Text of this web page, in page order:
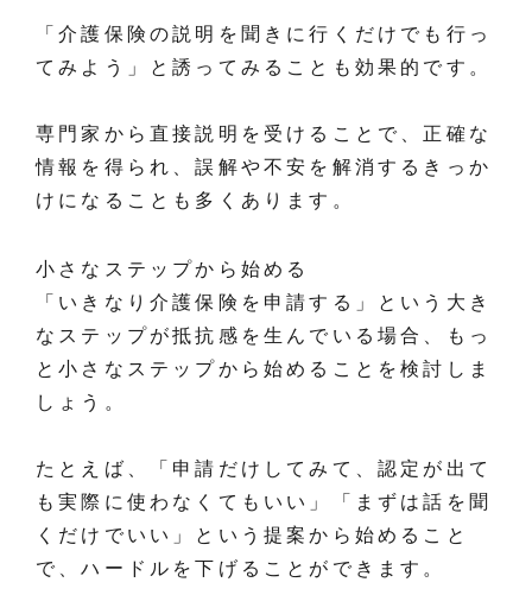
「介護保険の説明を聞きに行くだけでも行っ
てみよう」と誘ってみることも効果的です。
専門家から直接説明を受けることで、正確な
情報を得られ、誤解や不安を解消するきっか
けになることも多くあります。
小さなステップから始める
「いきなり介護保険を申請する」という大き
なステップが抵抗感を生んでいる場合、もっ
と小さなステップから始めることを検討しま
しょう。
たとえば、「申請だけしてみて、認定が出て
も実際に使わなくてもいい」「まずは話を聞
くだけでいい」という提案から始めること
で、ハードルを下げることができます。